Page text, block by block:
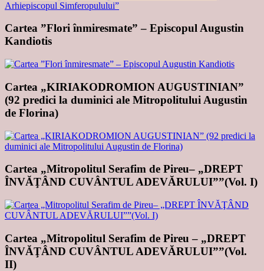
Cartea ”Flori înmiresmate” – Episcopul Augustin
Kandiotis
Cartea „KIRIAKODROMION AUGUSTINIAN”
(92 predici la duminici ale Mitropolitului Augustin
de Florina)
Cartea „Mitropolitul Serafim de Pireu– „DREPT
ÎNVĂŢÂND CUVÂNTUL ADEVĂRULUI””(Vol. I)
Cartea „Mitropolitul Serafim de Pireu – „DREPT
ÎNVĂŢÂND CUVÂNTUL ADEVĂRULUI””(Vol.
II)